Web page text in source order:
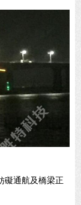
礙通航及橋梁正